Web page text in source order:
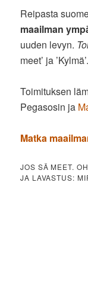
Reipasta
maailman
uuden levyn.
meet’ ja ’Kylmä’.
Toimituksen
Pegasosin ja
Matka
JOS SÄ MEET.
JA LAVASTUS: